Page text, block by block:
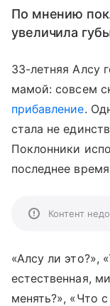
По мнению
увеличила
33-летняя Алсу
мамой: совсем
прибавление.
стала не
Поклонники
последнее
Контент
«Алсу ли это?»,
естественная,
менять?», «Что